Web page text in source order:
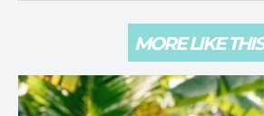
MORE LIKE THIS